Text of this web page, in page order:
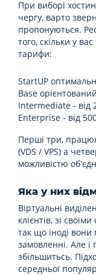
При виборі
чергу, варто
пропонуються.
того, скільки у
тарифи:
StartUP
Base
Intermediate - від
Enterprise - від
Перші три,
(VDS / VPS) а
можливістю
Яка у них
Віртуальні
клієнтів, зі
так що іноді
замовленні. Але і
збільшитьсь.
середньої